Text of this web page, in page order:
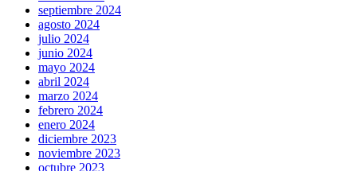
septiembre 2024
agosto 2024
julio 2024
junio 2024
mayo 2024
abril 2024
marzo 2024
febrero 2024
enero 2024
diciembre 2023
noviembre 2023
octubre 2023